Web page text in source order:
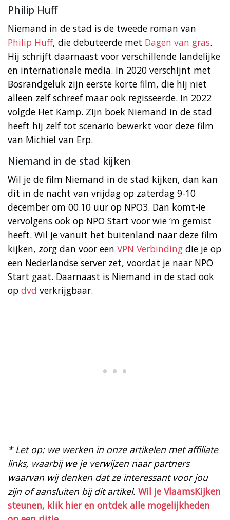
Philip Huff
Niemand in de stad is de tweede roman van
Philip Huff, die debuteerde met Dagen van gras.
Hij schrijft daarnaast voor verschillende landelijke
en internationale media. In 2020 verschijnt met
Bosrandgeluk zijn eerste korte film, die hij niet
alleen zelf schreef maar ook regisseerde. In 2022
volgde Het Kamp. Zijn boek Niemand in de stad
heeft hij zelf tot scenario bewerkt voor deze film
van Michiel van Erp.
Niemand in de stad kijken
Wil je de film Niemand in de stad kijken, dan kan
dit in de nacht van vrijdag op zaterdag 9-10
december om 00.10 uur op NPO3. Dan komt-ie
vervolgens ook op NPO Start voor wie ‘m gemist
heeft. Wil je vanuit het buitenland naar deze film
kijken, zorg dan voor een VPN Verbinding die je op
een Nederlandse server zet, voordat je naar NPO
Start gaat. Daarnaast is Niemand in de stad ook
op dvd verkrijgbaar.
* Let op: we werken in onze artikelen met affiliate
links, waarbij we je verwijzen naar partners
waarvan wij denken dat ze interessant voor jou
zijn of aansluiten bij dit artikel. Wil je VlaamsKijken
steunen, klik hier en ontdek alle mogelijkheden